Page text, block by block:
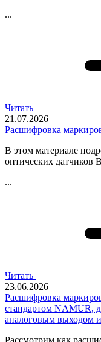
...
Читать
21.07.2026
Расшифровка
В этом материале
оптических датчиков
...
Читать
23.06.2026
Расшифровка
стандартом NAMUR,
аналоговым выходом